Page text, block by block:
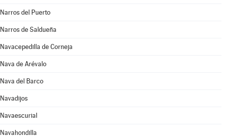
Narros del Puerto
Narros de Saldueña
Navacepedilla de Corneja
Nava de Arévalo
Nava del Barco
Navadijos
Navaescurial
Navahondilla